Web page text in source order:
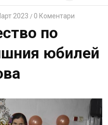
2023 / 0 Коментари
по
юбилей